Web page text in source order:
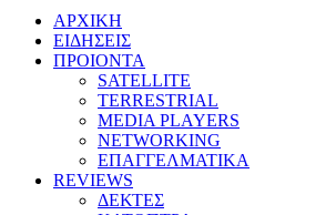
ΑΡΧΙΚΗ
ΕΙΔΗΣΕΙΣ
ΠΡΟΙΟΝΤΑ
SATELLITE
TERRESTRIAL
MEDIA PLAYERS
NETWORKING
ΕΠΑΓΓΕΛΜΑΤΙΚΑ
REVIEWS
ΔΕΚΤΕΣ